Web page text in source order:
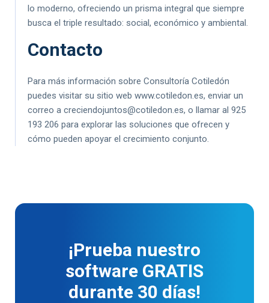
lo moderno, ofreciendo un prisma integral que siempre
busca el triple resultado: social, económico y ambiental.
Contacto
Para más información sobre Consultoría Cotiledón
puedes visitar su sitio web www.cotiledon.es, enviar un
correo a creciendojuntos@cotiledon.es, o llamar al 925
193 206 para explorar las soluciones que ofrecen y
cómo pueden apoyar el crecimiento conjunto.
¡Prueba nuestro
software GRATIS
durante 30 días!